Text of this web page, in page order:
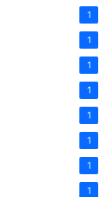
1
1
1
1
1
1
1
1